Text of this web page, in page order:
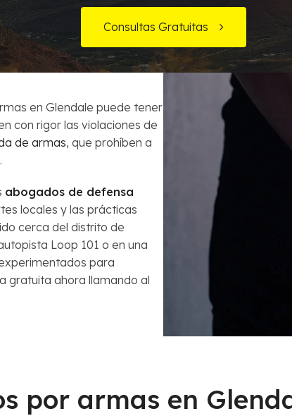
¿Es la bancarrota es lo mejor para mi?
Préstamos de Auto y la Bancarrota
Modificación de Préstamo Hipotecario
Cómo Evitar el Embargo
Impuestos en casos de Bancarrota
Violencia Doméstica
Consultas Gratuitas
en Glendale puede tener
con rigor las violaciones de
de armas, que prohíben a
abogados de defensa
locales y las prácticas
cerca del distrito de
Loop 101 o en una
para
gratuita ahora llamando al
por armas en